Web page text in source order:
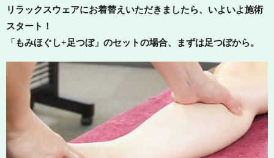
リラックスウェアにお着替えいただきましたら、いよいよ施術
スタート！
「もみほぐし+足つぼ」のセットの場合、まずは足つぼから。